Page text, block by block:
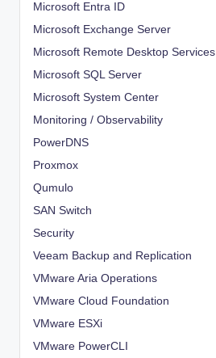
Microsoft Entra ID
Microsoft Exchange Server
Microsoft Remote Desktop Services
Microsoft SQL Server
Microsoft System Center
Monitoring / Observability
PowerDNS
Proxmox
Qumulo
SAN Switch
Security
Veeam Backup and Replication
VMware Aria Operations
VMware Cloud Foundation
VMware ESXi
VMware PowerCLI